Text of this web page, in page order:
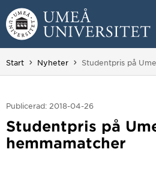
Hoppa direkt till innehållet
Huvudmenyn dold.
Start Nyheter Du är här:
Studentpris på
Publicerad: 2018-04-26
Studentpris på
hemmamatcher